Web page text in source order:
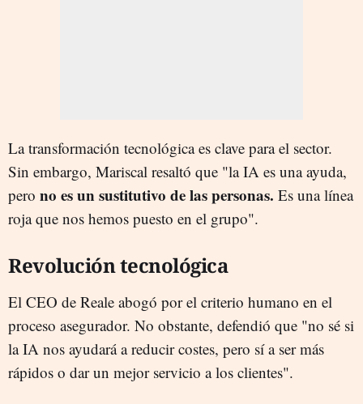
La transformación tecnológica es clave para el sector.
Sin embargo, Mariscal resaltó que "la IA es una ayuda,
pero no es un sustitutivo de las personas. Es una línea
roja que nos hemos puesto en el grupo".
Revolución tecnológica
El CEO de Reale abogó por el criterio humano en el
proceso asegurador. No obstante, defendió que "no sé si
la IA nos ayudará a reducir costes, pero sí a ser más
rápidos o dar un mejor servicio a los clientes".